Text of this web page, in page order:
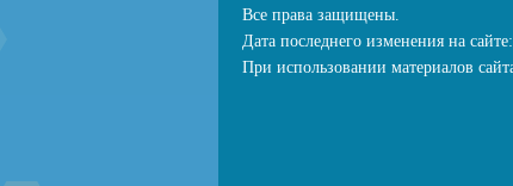
Все права защищены.
Дата последнего изменения на
При использовании материалов